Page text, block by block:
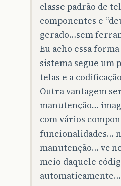
classe padrão de
componentes e
gerado…sem
Eu acho essa
sistema segue um
telas e a
Outra vantagem
manutenção…
com vários
funcionalidades…
manutenção… vc
meio daquele
automaticamente…